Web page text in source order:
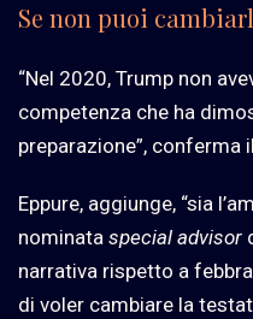
Se non puoi
“Nel 2020, Trump non
competenza che ha
preparazione”, conferma
Eppure, aggiunge, “sia
nominata special advisor
narrativa rispetto a
di voler cambiare la